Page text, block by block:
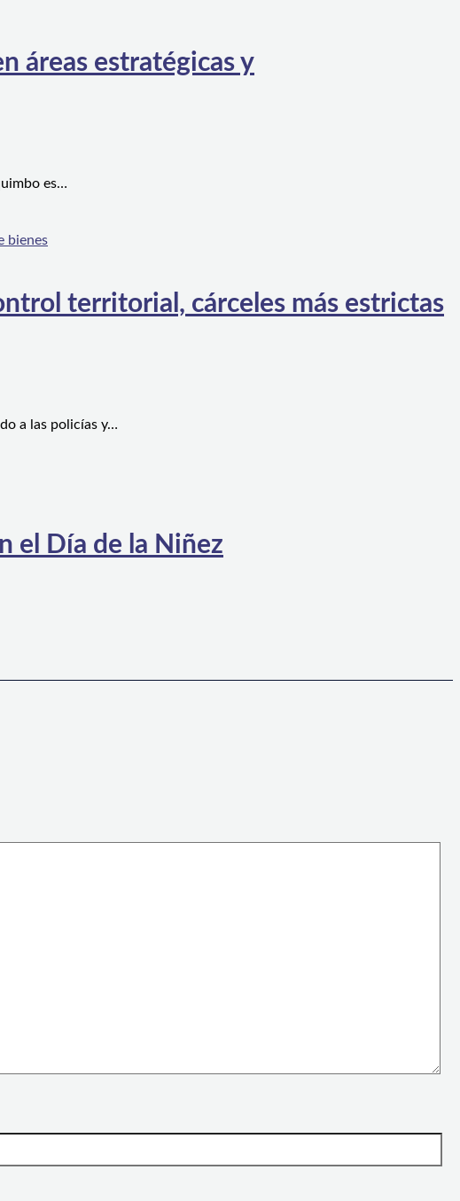
áreas estratégicas y
es…
territorial, cárceles más estrictas
a las policías y…
el Día de la Niñez